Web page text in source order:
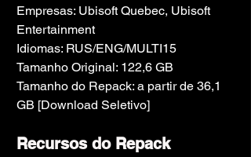
Empresas: Ubisoft Quebec, Ubisoft
Entertainment
Idiomas: RUS/ENG/MULTI15
Tamanho Original: 122,6 GB
Tamanho do Repack: a partir de 36,1
GB [Download Seletivo]
Recursos do Repack